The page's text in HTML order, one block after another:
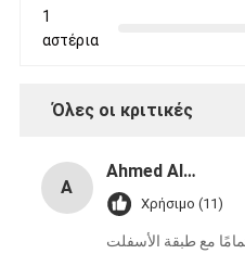
1
αστέρια
Όλες οι κριτικές
A
Ahmed Al-Mansouri
Χρήσιμο (11)
مع طبقة الأسفلت